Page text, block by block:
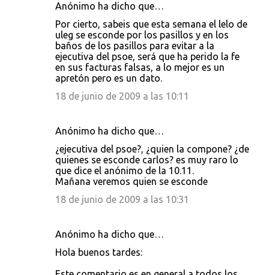
Anónimo ha dicho que…
Por cierto, sabeis que esta semana el lelo de
uleg se esconde por los pasillos y en los
baños de los pasillos para evitar a la
ejecutiva del psoe, será que ha perido la fe
en sus facturas falsas, a lo mejor es un
apretón pero es un dato.
18 de junio de 2009 a las 10:11
Anónimo ha dicho que…
¿ejecutiva del psoe?, ¿quien la compone? ¿de
quienes se esconde carlos? es muy raro lo
que dice el anónimo de la 10.11.
Mañana veremos quien se esconde
18 de junio de 2009 a las 10:31
Anónimo ha dicho que…
Hola buenos tardes: